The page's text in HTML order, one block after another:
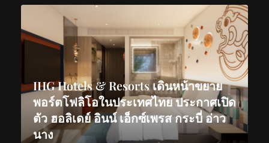
IHG Hotels & Resorts เดินหน้าขยาย
พอร์ตโฟลิโอในประเทศไทย ประกาศเปิด
ตัว ฮอลิเดย์ อินน์ เอ็กซ์เพรส กระบี่ อ่าว
นาง